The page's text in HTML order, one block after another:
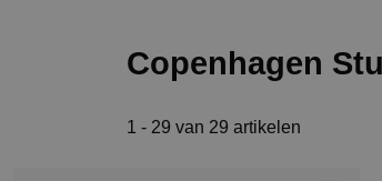
Copenhagen
1 - 29 van 29 artikelen